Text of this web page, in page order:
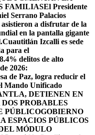
FAMILIASEl Presidente
Serrano Palacios
a disfrutar de la
en la pantalla gigante
Cuautitlán Izcalli es sede
para el
delitos de alto
2026:
de Paz, logra reducir el
Mando Unificado
​DETIENEN EN
PROBABLES
PÚBLICOGOBIERNO
ESPACIOS PÚBLICOS
MÓDULO